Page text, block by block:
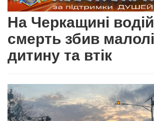
На Черкащині
смерть збив
дитину та втік